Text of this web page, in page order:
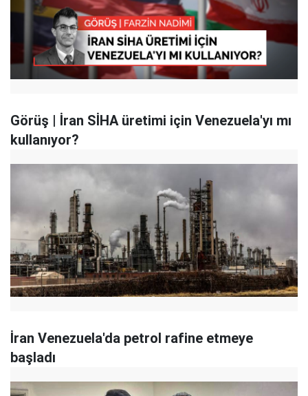
Görüş | İran SİHA üretimi için Venezuela'yı mı
kullanıyor?
İran Venezuela'da petrol rafine etmeye
başladı